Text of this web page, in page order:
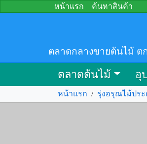
หน้าแรก ค้นหาสินค้า
ตลาดกลางขายต้นไม้ ต
ตลาดต้นไม้ อุ
หน้าแรก / รุ่งอรุณไม้ประ